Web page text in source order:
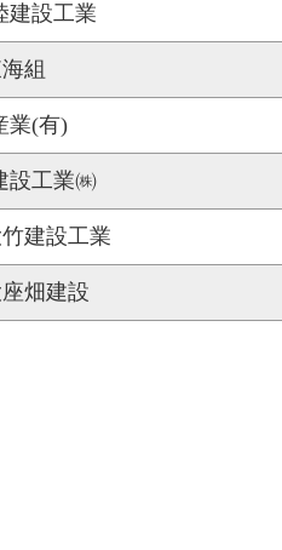
建設工業
組
業(有)
設工業㈱
建設工業
畑建設